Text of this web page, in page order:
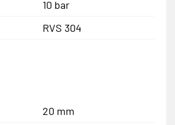
10 bar
RVS 304
20 mm